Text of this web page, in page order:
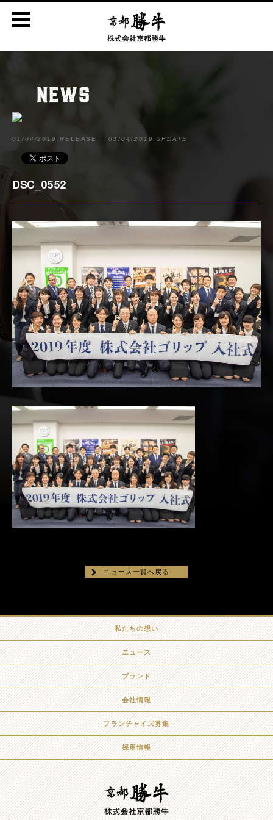
NEWS
01/04/2019 RELEASE 01/04/2019 UPDATE
DSC_0552
ニュース一覧へ戻る
私たちの想い
ニュース
ブランド
会社情報
フランチャイズ募集
採用情報